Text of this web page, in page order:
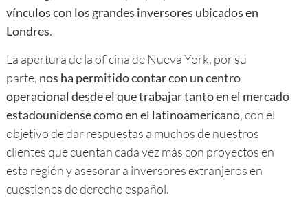
vínculos con los grandes inversores ubicados en
Londres.
La apertura de la oficina de Nueva York, por su
parte, nos ha permitido contar con un centro
operacional desde el que trabajar tanto en el mercado
estadounidense como en el latinoamericano, con el
objetivo de dar respuestas a muchos de nuestros
clientes que cuentan cada vez más con proyectos en
esta región y asesorar a inversores extranjeros en
cuestiones de derecho español.